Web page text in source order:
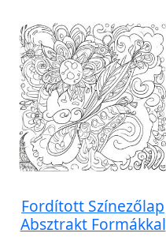
Fordított Színezőlap
Absztrakt Formákkal